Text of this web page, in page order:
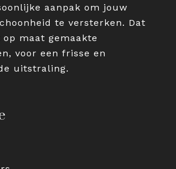
aanpak om jouw
te versterken. Dat
maat gemaakte
voor een frisse en
uitstraling.